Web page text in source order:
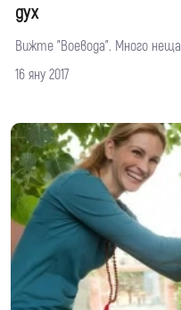
дух
Вижте "Воевода". Много
16 яну 2017